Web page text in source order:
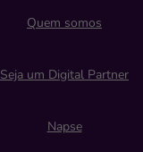
Quem somos
Seja um Digital Partner
Napse